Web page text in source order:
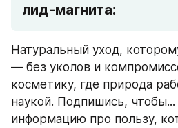
лид-магнита:
Натуральный уход,
— без уколов и
косметику, где природа
наукой. Подпишись, чтобы...
информацию про пользу,